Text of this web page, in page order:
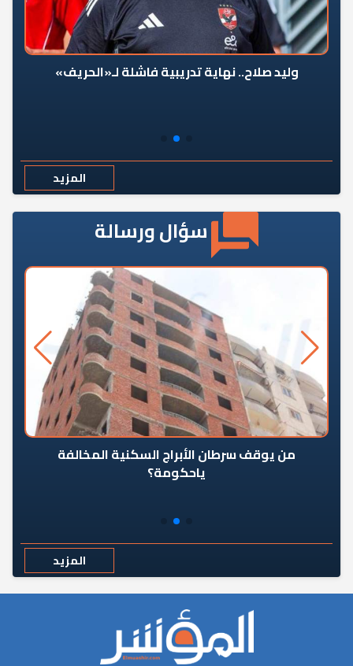
وليد صلاح.. نهاية تدريبية فاشلة لـ«الحريف»
المزيد
سؤال ورسالة
من يوقف سرطان الأبراج السكنية المخالفة
ياحكومة؟
المزيد